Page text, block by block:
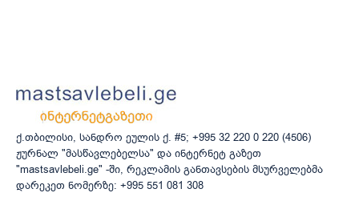
ქ.თბილისი, სანდრო ეულის ქ. #5; +995 32 220 0 220 (4506)
ჟურნალ "მასწავლებელსა" და ინტერნეტ გაზეთ
"mastsavlebeli.ge" -ში, რეკლამის განთავსების მსურველებმა
დარეკეთ ნომერზე: +995 551 081 308